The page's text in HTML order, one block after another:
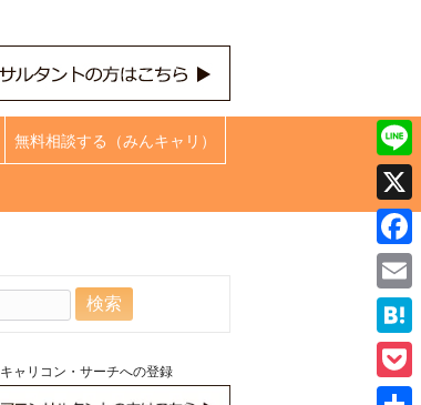
無料相談する（みんキャリ）
キャリコン・サーチへの登録
Line
X
Email